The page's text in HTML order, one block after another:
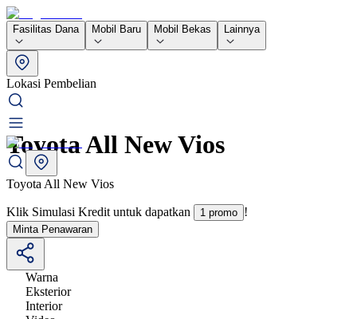
Fasilitas Dana Mobil Baru Mobil Bekas Lainnya
Lokasi Pembelian
Toyota All New Vios
Toyota All New Vios
Klik Simulasi Kredit untuk dapatkan 1 promo !
Minta Penawaran
Warna
Eksterior
Interior